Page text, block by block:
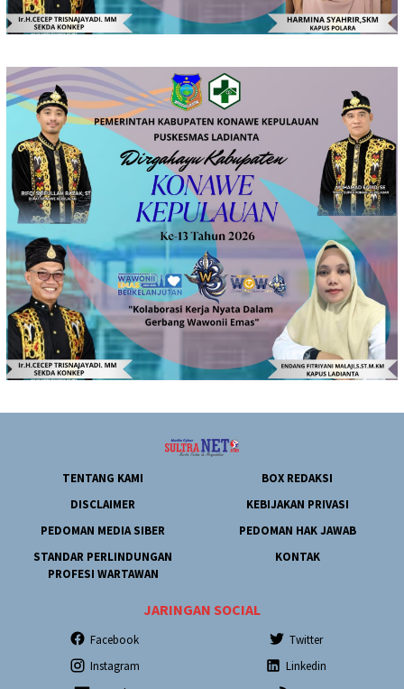
TENTANG KAMI
BOX REDAKSI
DISCLAIMER
KEBIJAKAN PRIVASI
PEDOMAN MEDIA SIBER
PEDOMAN HAK JAWAB
STANDAR PERLINDUNGAN
PROFESI WARTAWAN
KONTAK
JARINGAN SOCIAL
Facebook
Twitter
Instagram
Linkedin